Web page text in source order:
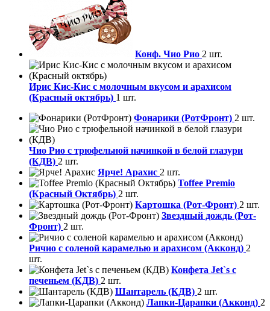
Конф. Чио Рио 2 шт.
Ирис Кис-Кис с молочным вкусом и арахисом
(Красный октябрь) 1 шт.
Фонарики (РотФронт) 2 шт.
Чио Рио с трюфельной начинкой в белой глазури
(КДВ) 2 шт.
Ярче! Арахис 2 шт.
Toffee Premio
(Красный Октябрь) 2 шт.
Картошка (Рот-Фронт) 2 шт.
Звездный дождь (Рот-
Фронт) 2 шт.
Ричио с соленой карамелью и арахисом (Акконд) 2
шт.
Конфета Jet`s с
печеньем (КДВ) 2 шт.
Шантарель (КДВ) 2 шт.
Лапки-Царапки (Акконд) 2